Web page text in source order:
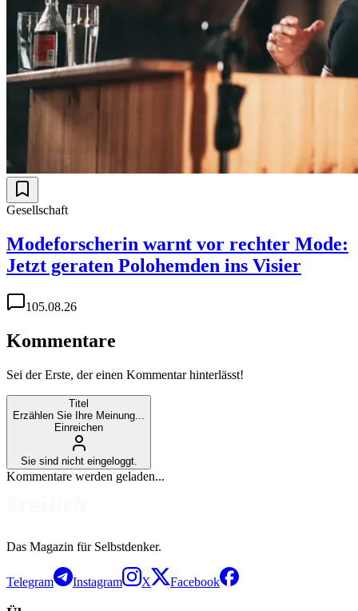
Gesellschaft
Modeforscherin warnt vor rechter Mode:
Jetzt geraten Polohemden ins Visier
105.08.26
Kommentare
Sei der Erste, der einen Kommentar hinterlässt!
Titel
Erzählen Sie Ihre Meinung...
Einreichen
Sie sind nicht eingeloggt.
Kommentare werden geladen...
Das Magazin für Selbstdenker.
Telegram Instagram X Facebook